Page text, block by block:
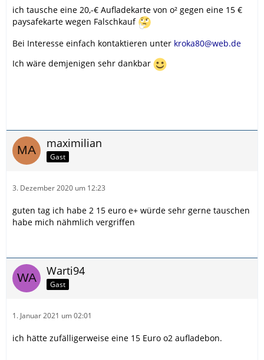
ich tausche eine 20,-€ Aufladekarte von o² gegen eine 15 €
paysafekarte wegen Falschkauf
Bei Interesse einfach kontaktieren unter kroka80@web.de
Ich wäre demjenigen sehr dankbar
maximilian
Gast
3. Dezember 2020 um 12:23
guten tag ich habe 2 15 euro e+ würde sehr gerne tauschen
habe mich nähmlich vergriffen
Warti94
Gast
1. Januar 2021 um 02:01
ich hätte zufälligerweise eine 15 Euro o2 aufladebon.